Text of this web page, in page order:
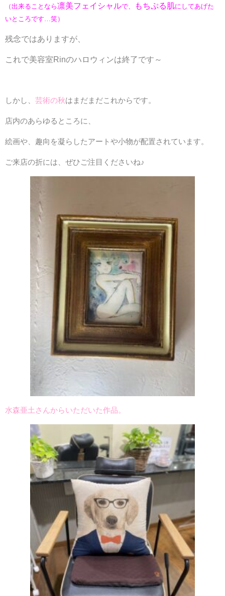
（出来ることなら凛美フェイシャルで、 もちぷる肌にしてあげた
いところです…笑）
残念ではありますが、
これで美容室Rinのハロウィンは終了です～
しかし、 芸術の秋はまだまだこれからです。
店内のあらゆるところに、
絵画や、趣向を凝らしたアートや小物が配置されています。
ご来店の折には、ぜひご注目くださいね♪
水森亜土さんからいただいた作品。